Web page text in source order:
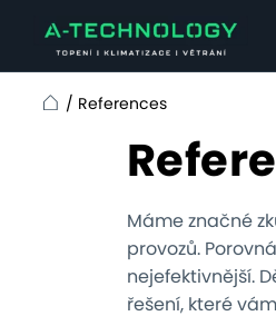
/ References
Máme značné
provozů.
nejefektivnější.
řešení, které